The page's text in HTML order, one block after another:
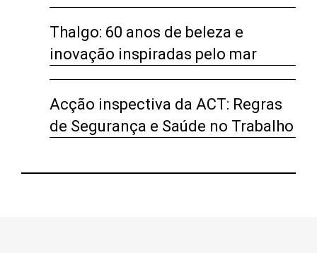
Thalgo: 60 anos de beleza e
inovação inspiradas pelo mar
Acção inspectiva da ACT: Regras
de Segurança e Saúde no Trabalho